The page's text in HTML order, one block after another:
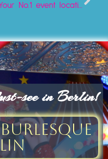
Your No.1 event location in Berlin
see in Berlin!